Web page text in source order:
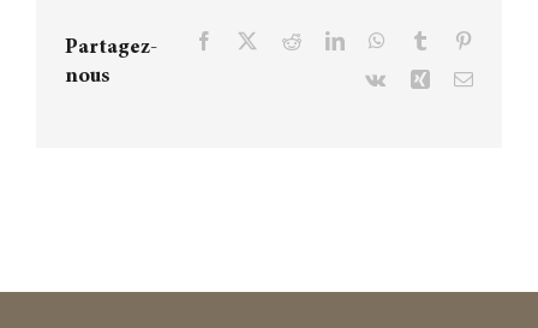
Partagez-
nous
Facebook RedditLinkedInWhatsApp
Tumblr
Vk
XingCourriel